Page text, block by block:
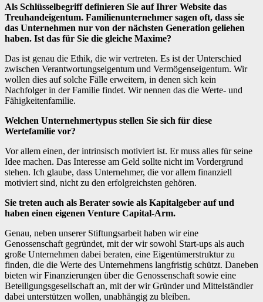
Als Schlüsselbegriff definieren Sie auf Ihrer Website das
Treuhandeigentum. Familienunternehmer sagen oft, dass sie
das Unternehmen nur von der nächsten Generation geliehen
haben. Ist das für Sie die gleiche Maxime?
Das ist genau die Ethik, die wir vertreten. Es ist der Unterschied
zwischen Verantwortungseigentum und Vermögenseigentum. Wir
wollen dies auf solche Fälle erweitern, in denen sich kein
Nachfolger in der Familie findet. Wir nennen das die Werte- und
Fähigkeitenfamilie.
Welchen Unternehmertypus stellen Sie sich für diese
Wertefamilie vor?
Vor allem einen, der intrinsisch motiviert ist. Er muss alles für seine
Idee machen. Das Interesse am Geld sollte nicht im Vordergrund
stehen. Ich glaube, dass Unternehmer, die vor allem finanziell
motiviert sind, nicht zu den erfolgreichsten gehören.
Sie treten auch als Berater sowie als Kapitalgeber auf und
haben einen eigenen Venture Capital-Arm.
Genau, neben unserer Stiftungsarbeit haben wir eine
Genossenschaft gegründet, mit der wir sowohl Start-ups als auch
große Unternehmen dabei beraten, eine Eigentümerstruktur zu
finden, die die Werte des Unternehmens langfristig schützt. Daneben
bieten wir Finanzierungen über die Genossenschaft sowie eine
Beteiligungsgesellschaft an, mit der wir Gründer und Mittelständler
dabei unterstützen wollen, unabhängig zu bleiben.